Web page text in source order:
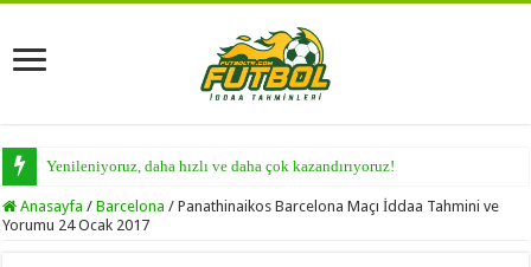
Yenileniyoruz, daha hızlı ve daha çok kazandırıyoruz!
Anasayfa / Barcelona / Panathinaikos Barcelona Maçı İddaa Tahmini ve
Yorumu 24 Ocak 2017